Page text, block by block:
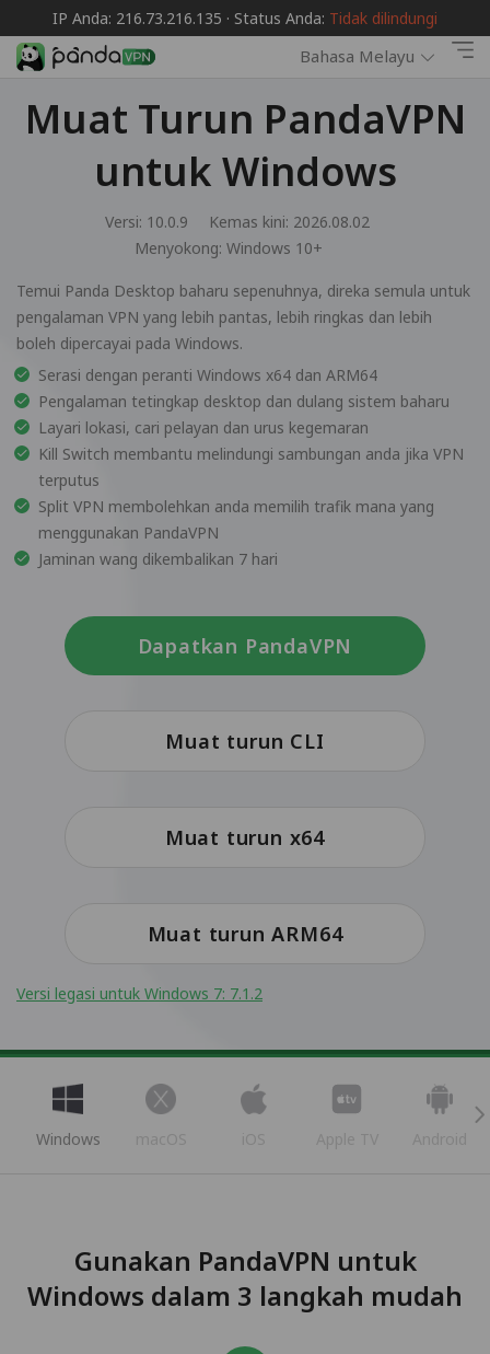
IP Anda: 216.73.216.135 · Status Anda: Tidak dilindungi
Bahasa Melayu
Muat Turun PandaVPN
untuk Windows
Versi: 10.0.9
Kemas kini: 2026.08.02
Menyokong: Windows 10+
Temui Panda Desktop baharu sepenuhnya, direka semula untuk
pengalaman VPN yang lebih pantas, lebih ringkas dan lebih
boleh dipercayai pada Windows.
Serasi dengan peranti Windows x64 dan ARM64
Pengalaman tetingkap desktop dan dulang sistem baharu
Layari lokasi, cari pelayan dan urus kegemaran
Kill Switch membantu melindungi sambungan anda jika VPN
terputus
Split VPN membolehkan anda memilih trafik mana yang
menggunakan PandaVPN
Jaminan wang dikembalikan 7 hari
Dapatkan PandaVPN
Muat turun CLI
Muat turun x64
Muat turun ARM64
Versi legasi untuk Windows 7: 7.1.2
Windows macOS iOS Apple TV Android
Gunakan PandaVPN untuk
Windows dalam 3 langkah mudah